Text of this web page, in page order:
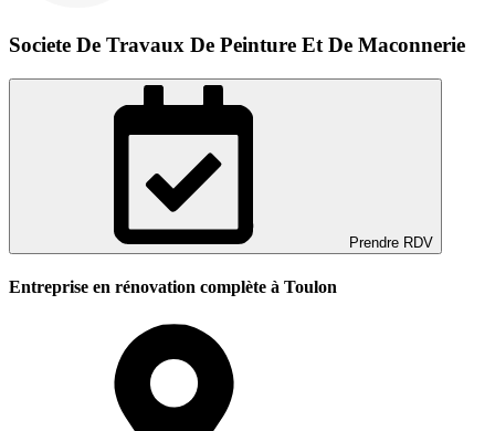
Societe De Travaux De Peinture Et De Maconnerie
Prendre RDV
Entreprise en rénovation complète à Toulon